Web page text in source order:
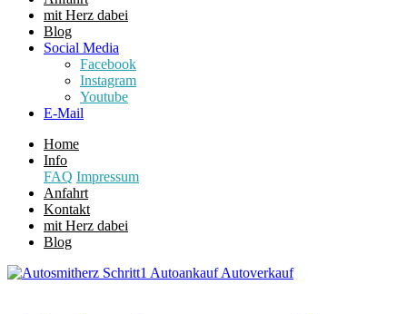
mit Herz dabei
Blog
Social Media
Facebook
Instagram
Youtube
E-Mail
Home
Info
FAQ Impressum
Anfahrt
Kontakt
mit Herz dabei
Blog